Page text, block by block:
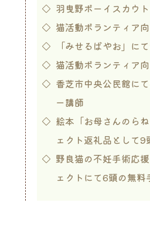
羽曳野ボーイスカウ
猫活動ボランティア
「みせるばやお」に
猫活動ボランティア
香芝市中央公民館に
ー講師
絵本「お母さんのら
ェクト返礼品として
野良猫の不妊手術応
ェクトにて6頭の無料